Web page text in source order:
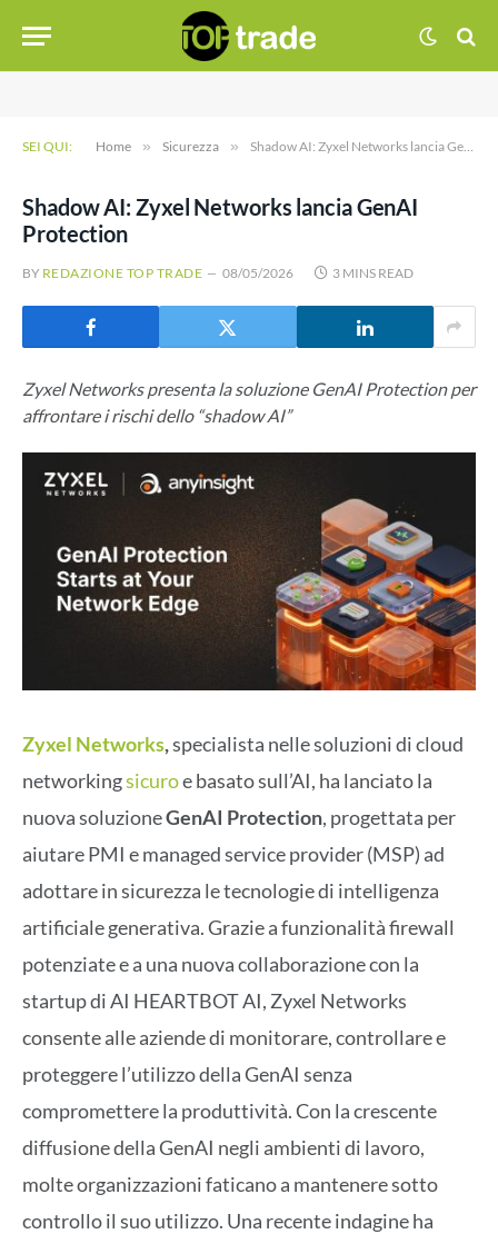
SEI QUI: Home » Sicurezza » Shadow AI: Zyxel Networks lancia GenAI Protection
Shadow AI: Zyxel Networks lancia GenAI
Protection
BY REDAZIONE TOP TRADE 08/05/2026 3 MINS READ
Zyxel Networks presenta la soluzione GenAI Protection per
affrontare i rischi dello “shadow AI”
Zyxel Networks,specialista nelle soluzioni di cloud
networkingsicuroe basato sull’AI, ha lanciato la
nuova soluzioneGenAI Protection, progettata per
aiutare PMI e managed service provider (MSP) ad
adottare in sicurezza le tecnologie di intelligenza
artificiale generativa. Grazie a funzionalità firewall
potenziate e a una nuova collaborazione con la
startup di AI HEARTBOT AI, Zyxel Networks
consente alle aziende di monitorare, controllare e
proteggere l’utilizzo della GenAI senza
compromettere la produttività. Con la crescente
diffusione della GenAI negli ambienti di lavoro,
molte organizzazioni faticano a mantenere sotto
controllo il suo utilizzo. Una recente indagine ha